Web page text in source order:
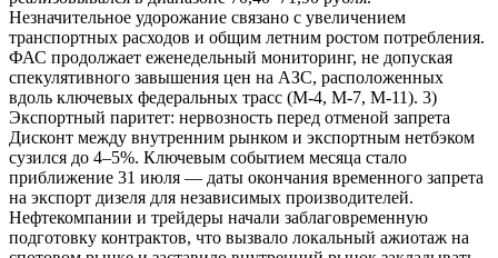
Незначительное удорожание связано с увеличением
транспортных расходов и общим летним ростом потребления.
ФАС продолжает еженедельный мониторинг, не допуская
спекулятивного завышения цен на АЗС, расположенных
вдоль ключевых федеральных трасс (М-4, М-7, М-11). 3)
Экспортный паритет: нервозность перед отменой запрета
Дисконт между внутренним рынком и экспортным нетбэком
сузился до 4–5%. Ключевым событием месяца стало
приближение 31 июля — даты окончания временного запрета
на экспорт дизеля для независимых производителей.
Нефтекомпании и трейдеры начали заблаговременную
подготовку контрактов, что вызвало локальный ажиотаж на